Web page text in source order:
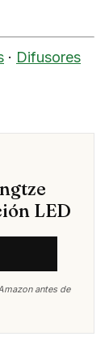
· Difusores
LED
antes de